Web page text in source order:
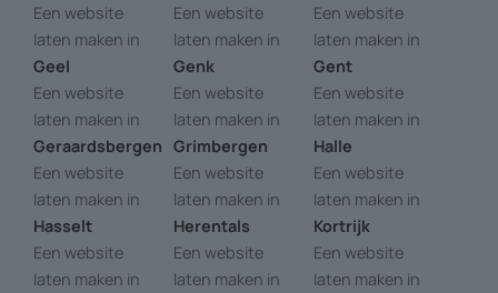
Een website
laten maken in
Geel
Een website
laten maken in
Genk
Een website
laten maken in
Gent
Een website
laten maken in
Geraardsbergen
Een website
laten maken in
Grimbergen
Een website
laten maken in
Halle
Een website
laten maken in
Hasselt
Een website
laten maken in
Herentals
Een website
laten maken in
Kortrijk
Een website
laten maken in
Een website
laten maken in
Een website
laten maken in